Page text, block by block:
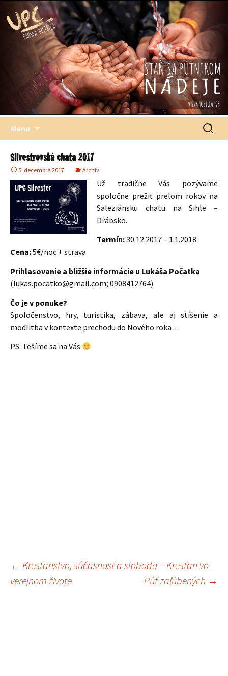
Univerzitnépastoračné centrum
Štefana Moysesa, biskupa, Banská Bystrica
Menu Hľadať:
Silvestrovská chata 2017
5. decembra 2017 Archív
Už tradične Vás pozývame
spoločne prežiť prelom rokov na
Saleziánsku chatu na Sihle –
Drábsko.
Termín:30.12.2017 – 1.1.2018
Cena:5€/noc + strava
Prihlasovanie a bližšie informácie u Lukáša Počatka
(lukas.pocatko@gmail.com; 0908412764)
Čo je v ponuke?
Spoločenstvo, hry, turistika, zábava, ale aj stíšenie a
modlitba v kontexte prechodu do Nového roka…
PS: Tešíme sa na Vás
Navigácia
článkami
← Kresťanstvo, súčasnosť a sloboda – Kresťan vo
verejnom živote
Púť zaľúbených →